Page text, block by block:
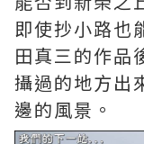
即使抄小路也
田真三的作品
攝過的地方出
邊的風景。